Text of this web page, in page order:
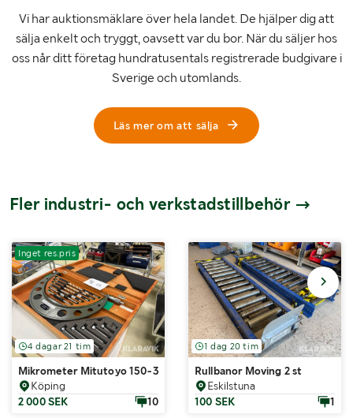
Vi har auktionsmäklare över hela landet. De hjälper dig att
sälja enkelt och tryggt, oavsett var du bor. När du säljer hos
oss når ditt företag hundratusentals registrerade budgivare i
Sverige och utomlands.
Läs mer om att sälja
Fler industri- och verkstadstillbehör
Inget res.pris
4 dagar 21 tim
Mikrometer Mitutoyo 150-300mm
Köping
2 000 SEK
10
1 dag 20 tim
Rullbanor Moving 2 st
Eskilstuna
100 SEK
1